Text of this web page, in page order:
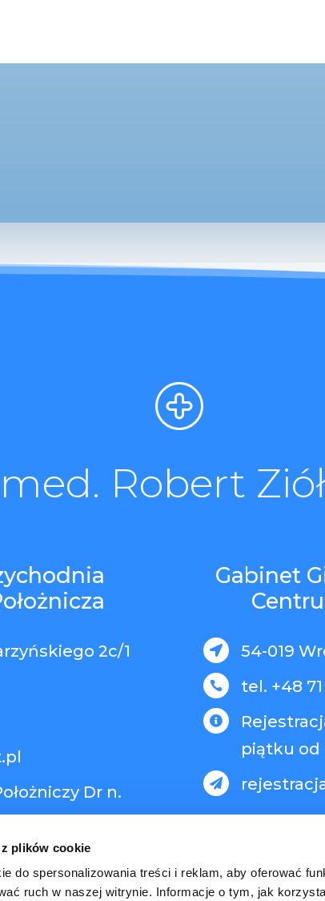
plików cookie
do spersonalizowania treści i reklam, aby oferować
ruch w naszej witrynie. Informacje o tym, jak
Robert
2c/1
Dr n.
Gabinet
 54-019
 tel. +48

piątku od
